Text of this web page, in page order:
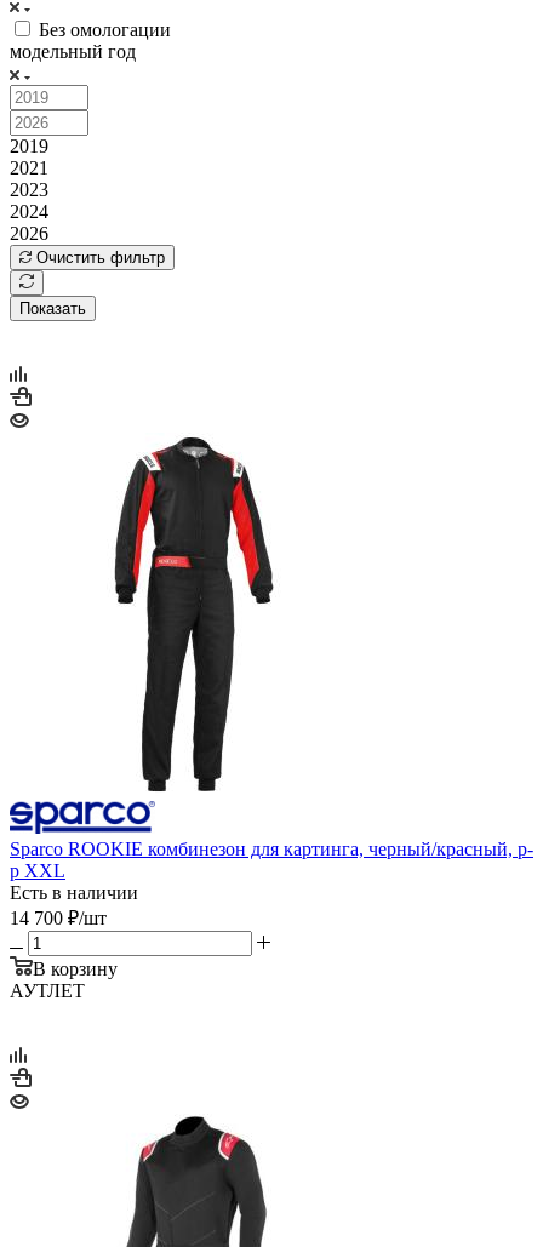
Без омологации
модельный год
2019
2021
2023
2024
2026
Очистить фильтр
Показать
Sparco ROOKIE комбинезон для картинга, черный/красный, р-
р XXL
Есть в наличии
14 700 ₽/шт
В корзину
АУТЛЕТ